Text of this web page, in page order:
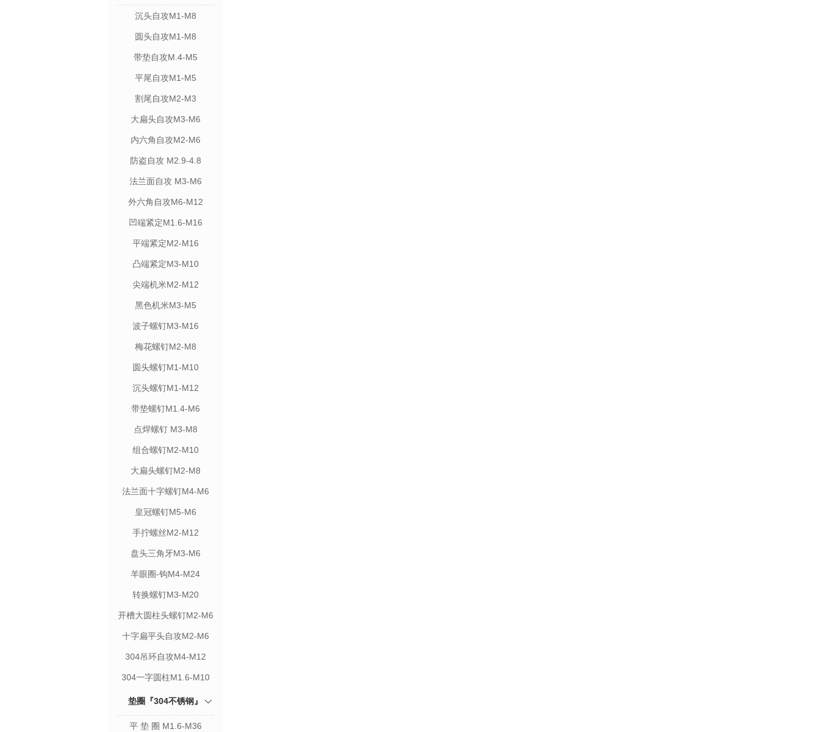
沉头自攻M1-M8
圆头自攻M1-M8
带垫自攻M.4-M5
平尾自攻M1-M5
割尾自攻M2-M3
大扁头自攻M3-M6
内六角自攻M2-M6
防盗自攻 M2.9-4.8
法兰面自攻 M3-M6
外六角自攻M6-M12
凹端紧定M1.6-M16
平端紧定M2-M16
凸端紧定M3-M10
尖端机米M2-M12
黑色机米M3-M5
波子螺钉M3-M16
梅花螺钉M2-M8
圆头螺钉M1-M10
沉头螺钉M1-M12
带垫螺钉M1.4-M6
点焊螺钉 M3-M8
组合螺钉M2-M10
大扁头螺钉M2-M8
法兰面十字螺钉M4-M6
皇冠螺钉M5-M6
手拧螺丝M2-M12
盘头三角牙M3-M6
羊眼圈-钩M4-M24
转换螺钉M3-M20
开槽大圆柱头螺钉M2-M6
十字扁平头自攻M2-M6
304吊环自攻M4-M12
304一字圆柱M1.6-M10
垫圈『304不锈钢』
平 垫 圈 M1.6-M36